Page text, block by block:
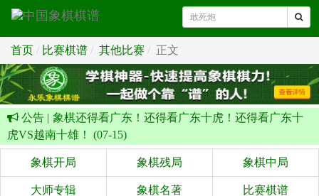
首页 比赛棋谱 其他比赛 正文
公告 | 象棋还得看广东！还得看广东十虎！还得看广东十
虎VS越南十雄！ (07-15)
象棋开局 象棋残局 象棋中局
大师专辑 象棋名著 比赛棋谱